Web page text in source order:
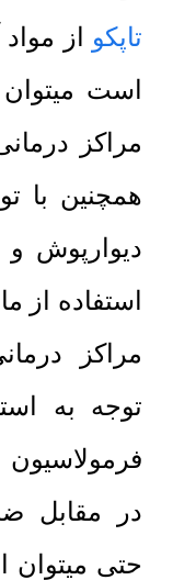
تاپکو از
است
مراکز
همچنین با
دیوارپوش
مراکز
فرمولاسیون
در مقابل
حتی میتوان